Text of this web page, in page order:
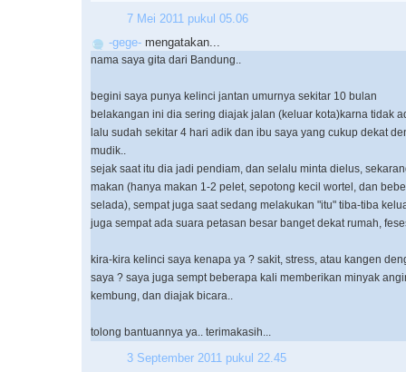
7 Mei 2011 pukul 05.06
-gege- mengatakan...
nama saya gita dari Bandung..
begini saya punya kelinci jantan umurnya sekitar 10 bulan
belakangan ini dia sering diajak jalan (keluar kota)karna tidak
lalu sudah sekitar 4 hari adik dan ibu saya yang cukup dekat
mudik..
sejak saat itu dia jadi pendiam, dan selalu minta dielus,
makan (hanya makan 1-2 pelet, sepotong kecil wortel, dan
selada), sempat juga saat sedang melakukan "itu" tiba-tiba
juga sempat ada suara petasan besar banget dekat rumah,
kira-kira kelinci saya kenapa ya ? sakit, stress, atau kangen
saya ? saya juga sempt beberapa kali memberikan minyak
kembung, dan diajak bicara..
tolong bantuannya ya.. terimakasih...
3 September 2011 pukul 22.45